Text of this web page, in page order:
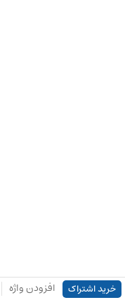
خرید اشتراک افزودن واژه